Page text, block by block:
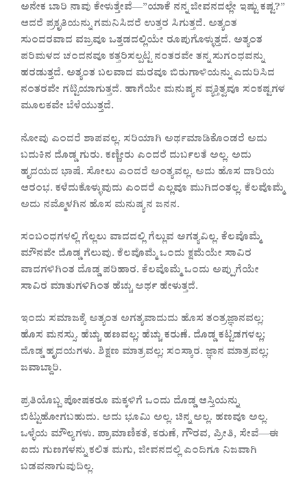
ಅನೇಕ ಬಾರಿ ನಾವು ಕೇಳುತ್ತೇವೆ—”ಯಾಕೆ ನನ್ನ ಜೀವನದಲ್ಲೇ ಇಷ್ಟು ಕಷ್ಟ?”
ಆದರೆ ಪ್ರಕೃತಿಯನ್ನು ಗಮನಿಸಿದರೆ ಉತ್ತರ ಸಿಗುತ್ತದೆ. ಅತ್ಯಂತ
ಸುಂದರವಾದ ವಜ್ರವೂ ಒತ್ತಡದಲ್ಲಿಯೇ ರೂಪುಗೊಳ್ಳುತ್ತದೆ. ಅತ್ಯಂತ
ಪರಿಮಳದ ಚಂದನವೂ ಕತ್ತರಿಸಲ್ಪಟ್ಟ ನಂತರವೇ ತನ್ನ ಸುಗಂಧವನ್ನು
ಹರಡುತ್ತದೆ. ಅತ್ಯಂತ ಬಲವಾದ ಮರವೂ ಬಿರುಗಾಳಿಯನ್ನು ಎದುರಿಸಿದ
ನಂತರವೇ ಗಟ್ಟಿಯಾಗುತ್ತದೆ. ಹಾಗೆಯೇ ಮನುಷ್ಯನ ವ್ಯಕ್ತಿತ್ವವೂ ಸಂಕಷ್ಟಗಳ
ಮೂಲಕವೇ ಬೆಳೆಯುತ್ತದೆ.
ನೋವು ಎಂದರೆ ಶಾಪವಲ್ಲ. ಸರಿಯಾಗಿ ಅರ್ಥಮಾಡಿಕೊಂಡರೆ ಅದು
ಬದುಕಿನ ದೊಡ್ಡ ಗುರು. ಕಣ್ಣೀರು ಎಂದರೆ ದುರ್ಬಲತೆ ಅಲ್ಲ. ಅದು
ಹೃದಯದ ಭಾಷೆ. ಸೋಲು ಎಂದರೆ ಅಂತ್ಯವಲ್ಲ. ಅದು ಹೊಸ ದಾರಿಯ
ಆರಂಭ. ಕಳೆದುಕೊಳ್ಳುವುದು ಎಂದರೆ ಎಲ್ಲವೂ ಮುಗಿದಂತಲ್ಲ. ಕೆಲವೊಮ್ಮೆ
ಅದು ನಮ್ಮೊಳಗಿನ ಹೊಸ ಮನುಷ್ಯನ ಜನನ.
ಸಂಬಂಧಗಳಲ್ಲಿ ಗೆಲ್ಲಲು ವಾದದಲ್ಲಿ ಗೆಲ್ಲುವ ಅಗತ್ಯವಿಲ್ಲ. ಕೆಲವೊಮ್ಮೆ
ಮೌನವೇ ದೊಡ್ಡ ಗೆಲುವು. ಕೆಲವೊಮ್ಮೆ ಒಂದು ಕ್ಷಮೆಯೇ ಸಾವಿರ
ವಾದಗಳಿಗಿಂತ ದೊಡ್ಡ ಪರಿಹಾರ. ಕೆಲವೊಮ್ಮೆ ಒಂದು ಅಪ್ಪುಗೆಯೇ
ಸಾವಿರ ಮಾತುಗಳಿಗಿಂತ ಹೆಚ್ಚು ಅರ್ಥ ಹೇಳುತ್ತದೆ.
ಇಂದು ಸಮಾಜಕ್ಕೆ ಅತ್ಯಂತ ಅಗತ್ಯವಾದುದು ಹೊಸ ತಂತ್ರಜ್ಞಾನವಲ್ಲ;
ಹೊಸ ಮನಸ್ಸು. ಹೆಚ್ಚು ಹಣವಲ್ಲ; ಹೆಚ್ಚು ಕರುಣೆ. ದೊಡ್ಡ ಕಟ್ಟಡಗಳಲ್ಲ;
ದೊಡ್ಡ ಹೃದಯಗಳು. ಶಿಕ್ಷಣ ಮಾತ್ರವಲ್ಲ; ಸಂಸ್ಕಾರ. ಜ್ಞಾನ ಮಾತ್ರವಲ್ಲ;
ಜವಾಬ್ದಾರಿ.
ಪ್ರತಿಯೊಬ್ಬ ಪೋಷಕರೂ ಮಕ್ಕಳಿಗೆ ಒಂದು ದೊಡ್ಡ ಆಸ್ತಿಯನ್ನು
ಬಿಟ್ಟುಹೋಗಬಹುದು. ಅದು ಭೂಮಿ ಅಲ್ಲ. ಚಿನ್ನ ಅಲ್ಲ. ಹಣವೂ ಅಲ್ಲ.
ಒಳ್ಳೆಯ ಮೌಲ್ಯಗಳು. ಪ್ರಾಮಾಣಿಕತೆ, ಕರುಣೆ, ಗೌರವ, ಪ್ರೀತಿ, ಸೇವೆ—ಈ
ಐದು ಗುಣಗಳನ್ನು ಕಲಿತ ಮಗು, ಜೀವನದಲ್ಲಿ ಎಂದಿಗೂ ನಿಜವಾಗಿ
ಬಡವನಾಗುವುದಿಲ್ಲ.